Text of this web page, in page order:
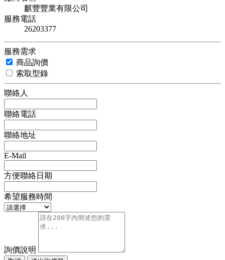
麒豐豐業有限公司
服務電話
26203377
服務需求
商品詢價
索取型錄
聯絡人
聯絡電話
聯絡地址
E-Mail
方便聯絡日期
希望服務時間
詢價說明